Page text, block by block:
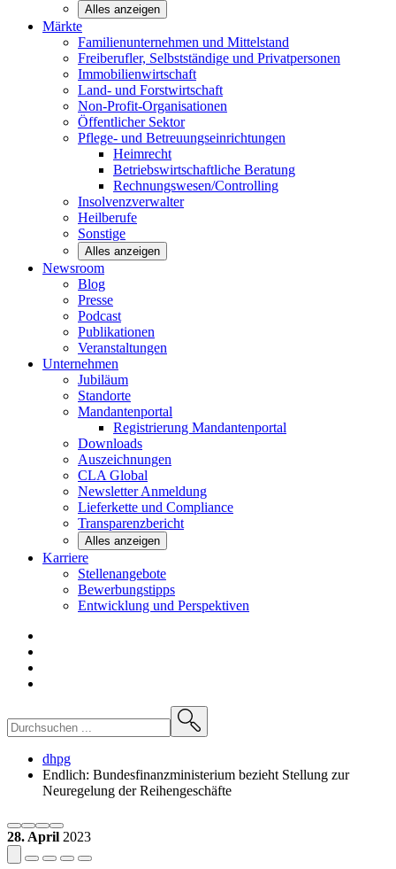
Alles anzeigen
Märkte
Familienunternehmen und Mittelstand
Freiberufler, Selbstständige und Privatpersonen
Immobilienwirtschaft
Land- und Forstwirtschaft
Non-Profit-Organisationen
Öffentlicher Sektor
Pflege- und Betreuungseinrichtungen
Heimrecht
Betriebswirtschaftliche Beratung
Rechnungswesen/Controlling
Insolvenzverwalter
Heilberufe
Sonstige
Alles anzeigen
Newsroom
Blog
Presse
Podcast
Publikationen
Veranstaltungen
Unternehmen
Jubiläum
Standorte
Mandantenportal
Registrierung Mandantenportal
Downloads
Auszeichnungen
CLA Global
NewsletterAnmeldung
Lieferkette und Compliance
Transparenzbericht
Alles anzeigen
Karriere
Stellenangebote
Bewerbungstipps
Entwicklung und Perspektiven
dhpg
Endlich: Bundesfinanzministerium bezieht Stellung zur
Neuregelung der Reihengeschäfte
28. April 2023